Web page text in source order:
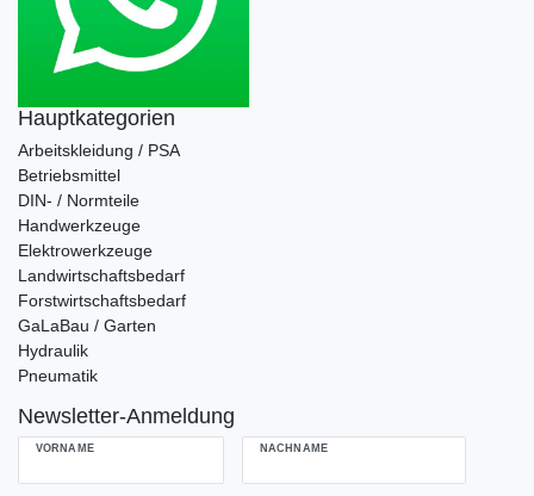
Hauptkategorien
Arbeitskleidung / PSA
Betriebsmittel
DIN- / Normteile
Handwerkzeuge
Elektrowerkzeuge
Landwirtschaftsbedarf
Forstwirtschaftsbedarf
GaLaBau / Garten
Hydraulik
Pneumatik
Newsletter-Anmeldung
VORNAME NACHNAME